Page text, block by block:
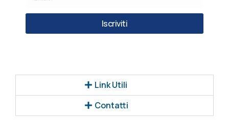
Iscriviti
Link Utili
Contatti